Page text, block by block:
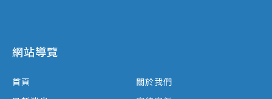
網站導覽
首頁
關於我們